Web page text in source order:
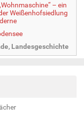
– ein
Weißenhofsiedlung
Landesgeschichte